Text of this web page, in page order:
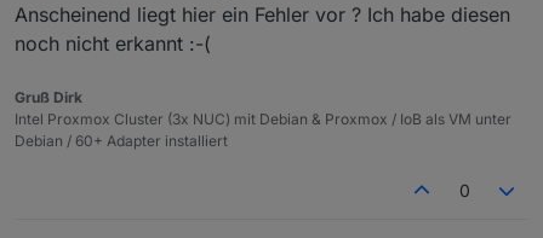
Anscheinend liegt hier ein Fehler vor ? Ich habe diesen
noch nicht erkannt :-(
Gruß Dirk
Intel Proxmox Cluster (3x NUC) mit Debian & Proxmox / IoB als VM unter
Debian / 60+ Adapter installiert
0